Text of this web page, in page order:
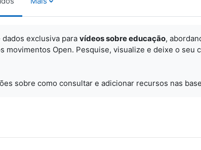
dados exclusiva para vídeos sobre educação,
movimentos Open. Pesquise, visualize e deixe o seu
sobre como consultar e adicionar recursos nas